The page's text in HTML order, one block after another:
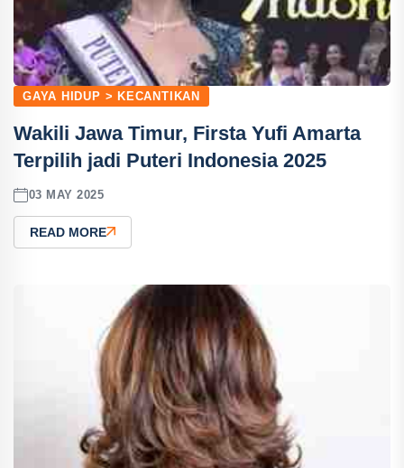
GAYA HIDUP > KECANTIKAN
Wakili Jawa Timur, Firsta Yufi Amarta
Terpilih jadi Puteri Indonesia 2025
03 MAY 2025
READ MORE